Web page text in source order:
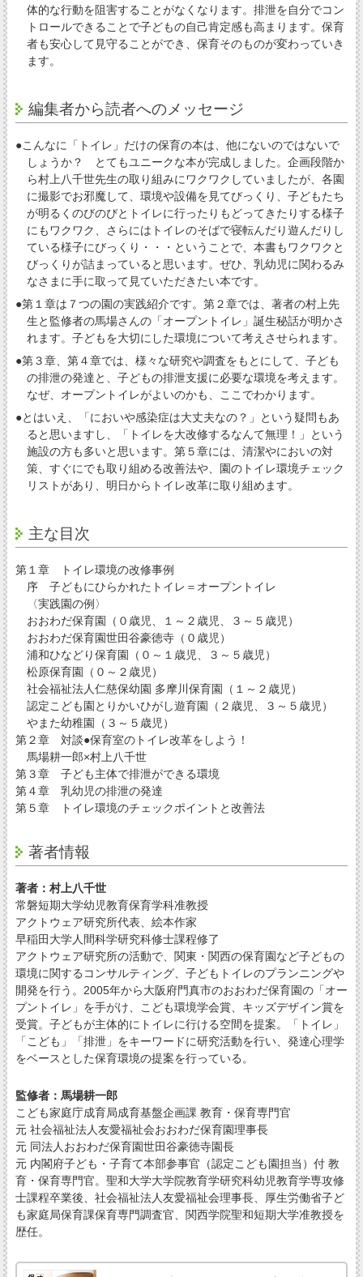
体的な行動を阻害することがなくなります。排泄を自分でコン
トロールできることで子どもの自己肯定感も高まります。保育
者も安心して見守ることができ、保育そのものが変わっていき
ます。
編集者から読者へのメッセージ
●こんなに「トイレ」だけの保育の本は、他にないのではないで
しょうか？ とてもユニークな本が完成しました。企画段階か
ら村上八千世先生の取り組みにワクワクしていましたが、各園
に撮影でお邪魔して、環境や設備を見てびっくり、子どもたち
が明るくのびのびとトイレに行ったりもどってきたりする様子
にもワクワク、さらにはトイレのそばで寝転んだり遊んだりし
ている様子にびっくり・・・ということで、本書もワクワクと
びっくりが詰まっていると思います。ぜひ、乳幼児に関わるみ
なさまに手に取って見ていただきたい本です。
●第１章は７つの園の実践紹介です。第２章では、著者の村上先
生と監修者の馬場さんの「オープントイレ」誕生秘話が明かさ
れます。子どもを大切にした環境について考えさせられます。
●第３章、第４章では、様々な研究や調査をもとにして、子ども
の排泄の発達と、子どもの排泄支援に必要な環境を考えます。
なぜ、オープントイレがよいのかも、ここでわかります。
●とはいえ、「においや感染症は大丈夫なの？」という疑問もあ
ると思いますし、「トイレを大改修するなんて無理！」という
施設の方も多いと思います。第５章には、清潔やにおいの対
策、すぐにでも取り組める改善法や、園のトイレ環境チェック
リストがあり、明日からトイレ改革に取り組めます。
主な目次
第１章 トイレ環境の改修事例
序 子どもにひらかれたトイレ＝オープントイレ
〈実践園の例〉
おおわだ保育園（０歳児、１～２歳児、３～５歳児）
おおわだ保育園世田谷豪徳寺（０歳児）
浦和ひなどり保育園（０～１歳児、３～５歳児）
松原保育園（０～２歳児）
社会福祉法人仁慈保幼園 多摩川保育園（１～２歳児）
認定こども園とりかいひがし遊育園（２歳児、３～５歳児）
やまた幼稚園（３～５歳児）
第２章 対談●保育室のトイレ改革をしよう！
馬場耕一郎×村上八千世
第３章 子ども主体で排泄ができる環境
第４章 乳幼児の排泄の発達
第５章 トイレ環境のチェックポイントと改善法
著者情報
著者：村上八千世
常磐短期大学幼児教育保育学科准教授
アクトウェア研究所代表、絵本作家
早稲田大学人間科学研究科修士課程修了
アクトウェア研究所の活動で、関東・関西の保育園など子どもの
環境に関するコンサルティング、子どもトイレのプランニングや
開発を行う。2005年から大阪府門真市のおおわだ保育園の「オー
プントイレ」を手がけ、こども環境学会賞、キッズデザイン賞を
受賞。子どもが主体的にトイレに行ける空間を提案。「トイレ」
「こども」「排泄」をキーワードに研究活動を行い、発達心理学
をベースとした保育環境の提案を行っている。
監修者：馬場耕一郎
こども家庭庁成育局成育基盤企画課 教育・保育専門官
元 社会福祉法人友愛福祉会おおわだ保育園理事長
元 同法人おおわだ保育園世田谷豪徳寺園長
元 内閣府子ども・子育て本部参事官（認定こども園担当）付 教
育・保育専門官。聖和大学大学院教育学研究科幼児教育学専攻修
士課程卒業後、社会福祉法人友愛福祉会理事長、厚生労働省子ど
も家庭局保育課保育専門調査官、関西学院聖和短期大学准教授を
歴任。